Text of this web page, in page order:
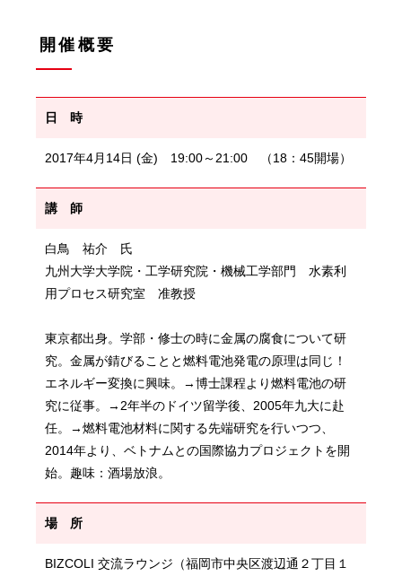
開催概要
日 時
2017年4月14日 (金) 19:00～21:00 （18：45開場）
講 師
白鳥 祐介 氏
九州大学大学院・工学研究院・機械工学部門 水素利
用プロセス研究室 准教授
東京都出身。学部・修士の時に金属の腐食について研
究。金属が錆びることと燃料電池発電の原理は同じ！
エネルギー変換に興味。→博士課程より燃料電池の研
究に従事。→2年半のドイツ留学後、2005年九大に赴
任。→燃料電池材料に関する先端研究を行いつつ、
2014年より、ベトナムとの国際協力プロジェクトを開
始。趣味：酒場放浪。
場 所
BIZCOLI 交流ラウンジ（福岡市中央区渡辺通２丁目１